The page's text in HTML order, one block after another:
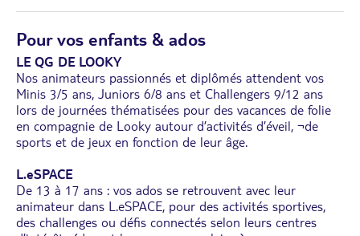
Pour vos enfants & ados
LE QG DE LOOKY
Nos animateurs passionnés et diplômés attendent vos
Minis 3/5 ans, Juniors 6/8 ans et Challengers 9/12 ans
lors de journées thématisées pour des vacances de folie
en compagnie de Looky autour d’activités d’éveil, ¬de
sports et de jeux en fonction de leur âge.
L.eSPACE
De 13 à 17 ans : vos ados se retrouvent avec leur
animateur dans L.eSPACE, pour des activités sportives,
des challenges ou défis connectés selon leurs centres